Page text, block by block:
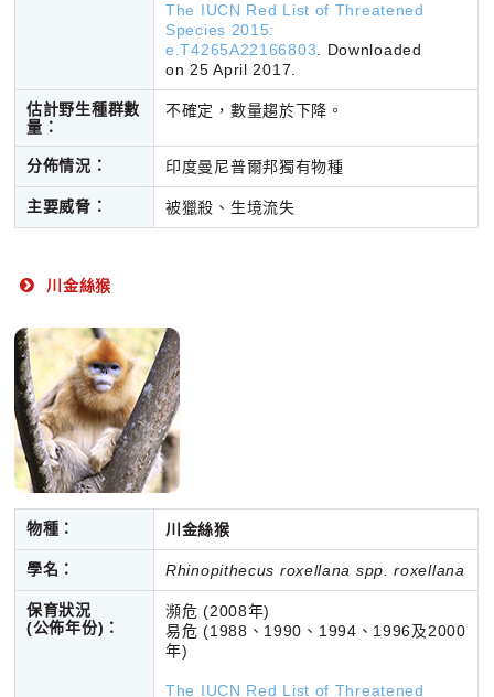
The IUCN Red List of Threatened
Species 2015:
e.T4265A22166803 . Downloaded
on 25 April 2017.
估計野生種群數
量：
不確定，數量趨於下降。
分佈情況： 印度曼尼普爾邦獨有物種
主要威脅： 被獵殺、生境流失
川金絲猴
物種： 川金絲猴
學名： Rhinopithecus roxellana spp. roxellana
保育狀況
(公佈年份) ：
瀕危 (2008年)
易危 (1988、1990、1994、1996及2000
年)
The IUCN Red List of Threatened